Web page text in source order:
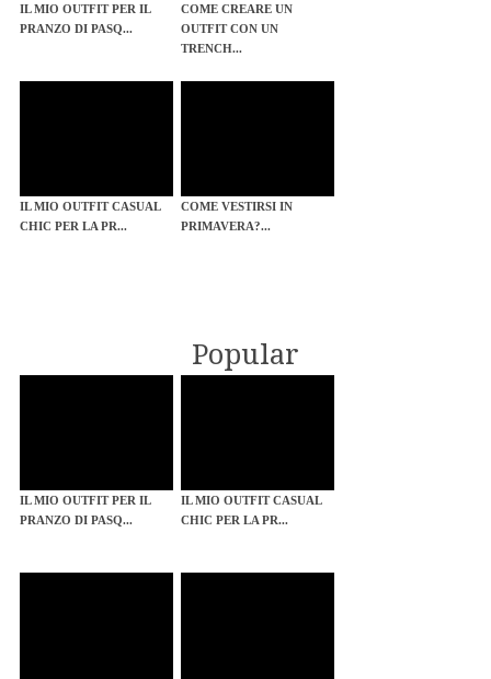
IL MIO OUTFIT PER IL
PRANZO DI PASQ...
COME CREARE UN
OUTFIT CON UN
TRENCH...
IL MIO OUTFIT CASUAL
CHIC PER LA PR...
COME VESTIRSI IN
PRIMAVERA?...
Popular
IL MIO OUTFIT PER IL
PRANZO DI PASQ...
IL MIO OUTFIT CASUAL
CHIC PER LA PR...